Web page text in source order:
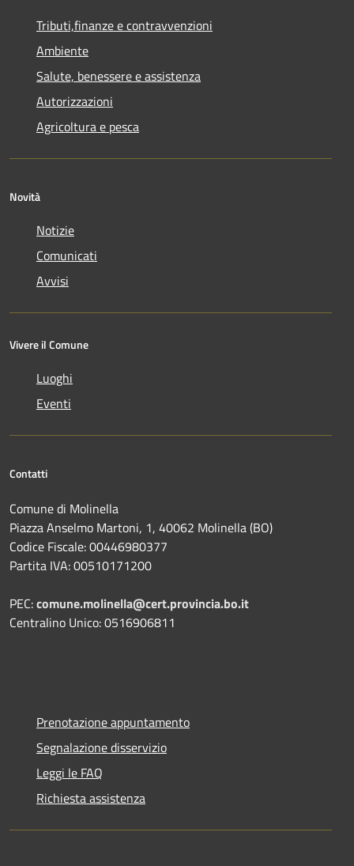
Tributi,finanze e contravvenzioni
Ambiente
Salute, benessere e assistenza
Autorizzazioni
Agricoltura e pesca
Novità
Notizie
Comunicati
Avvisi
Vivere il Comune
Luoghi
Eventi
Contatti
Comune di Molinella
Piazza Anselmo Martoni, 1, 40062 Molinella (BO)
Codice Fiscale: 00446980377
Partita IVA: 00510171200
PEC:comune.molinella@cert.provincia.bo.it
Centralino Unico: 0516906811
Prenotazione appuntamento
Segnalazione disservizio
Leggi le FAQ
Richiesta assistenza